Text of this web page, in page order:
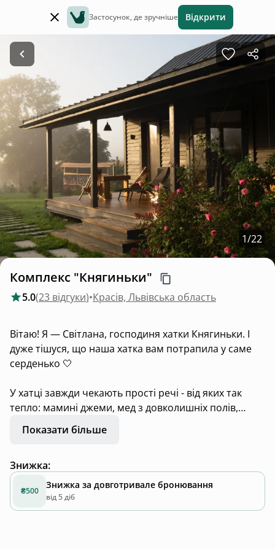
Застосунок, де зручніше Відкрити
1/22
Комплекс "Княгиньки"
5.0(23 відгуки)•Красів, Львівська область
Вітаю! Я — Світлана, господиня хатки Княгиньки. І
дуже тішуся, що наша хатка вам потрапила у саме
серденько 🤍
У хатці завжди чекають прості речі - від яких так
тепло: мамині джеми, мед з довколишніх полів,
джерельна вода, вареники бабці. Вони зроблені
неідеальними руками, але такі ммммм.
Тут можна набрати гарячу ванну під зорями та
просто загубитися поглядом в тих зірках.
Розпалити собі камін і дивитися кіно поруч з тим,
Показати більше
Знижка:
₴500
Знижка за довготривале бронювання
від 5 діб